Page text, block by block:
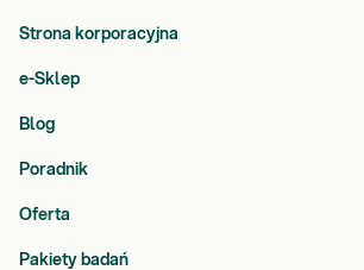
Strona korporacyjna
e-Sklep
Blog
Poradnik
Oferta
Pakiety badań